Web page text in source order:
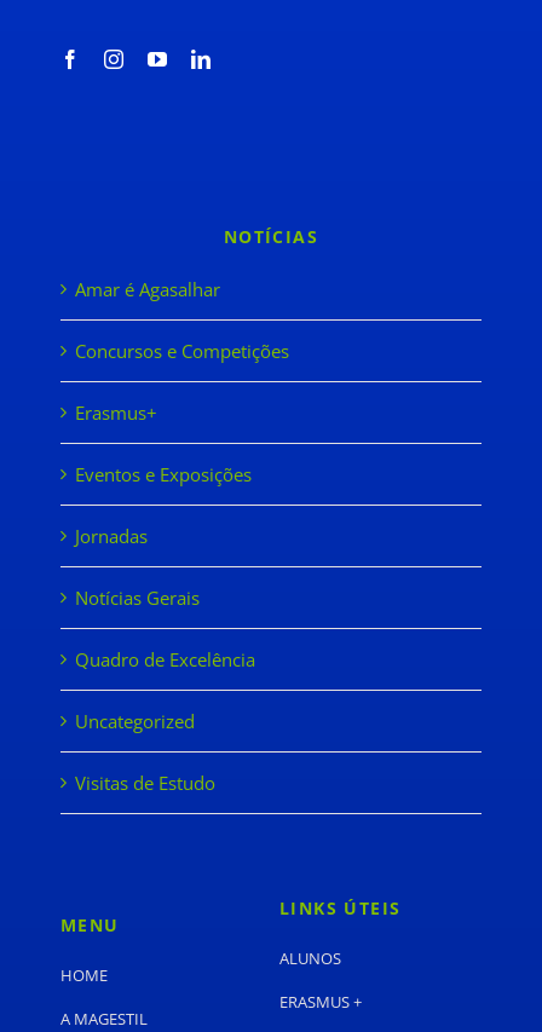
NOTÍCIAS
Amar é Agasalhar
Concursos e Competições
Erasmus+
Eventos e Exposições
Jornadas
Notícias Gerais
Quadro de Excelência
Uncategorized
Visitas de Estudo
MENU
HOME
A MAGESTIL
LINKS ÚTEIS
ALUNOS
ERASMUS +
INSCRIÇÕES
Pré-inscrição AQUI
13 CURSOS PROFISSIONAIS